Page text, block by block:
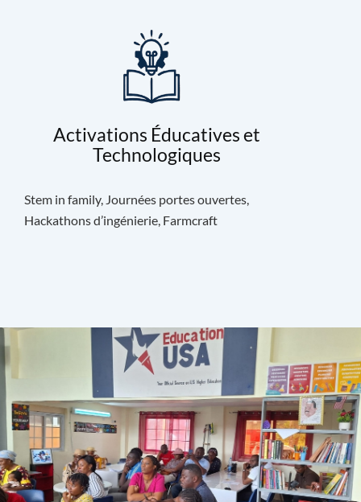
Activations Éducatives et
Technologiques
Stem in family, Journées portes ouvertes,
Hackathons d’ingénierie, Farmcraft